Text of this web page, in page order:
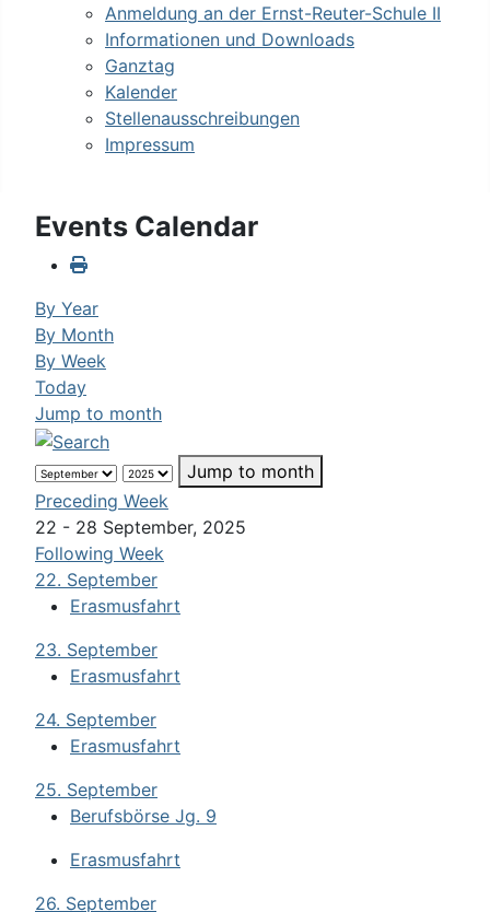
Anmeldung an der Ernst-Reuter-Schule II
Informationen und Downloads
Ganztag
Kalender
Stellenausschreibungen
Impressum
Events Calendar
By Year
By Month
By Week
Today
Jump to month
Jump to month
Preceding Week
22 - 28 September, 2025
Following Week
22. September
Erasmusfahrt
23. September
Erasmusfahrt
24. September
Erasmusfahrt
25. September
Berufsbörse Jg. 9
Erasmusfahrt
26. September